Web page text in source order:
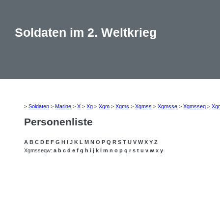
Soldaten im 2. Weltkrieg
> Soldaten > Marine > X > Xg > Xgm > Xgms > Xgmss > Xgmsse > Xgmsseq >
Personenliste
A B C D E F G H I J K L M N O P Q R S T U V W X Y Z
Xgmsseqw: a b c d e f g h i j k l m n o p q r s t u v w x y